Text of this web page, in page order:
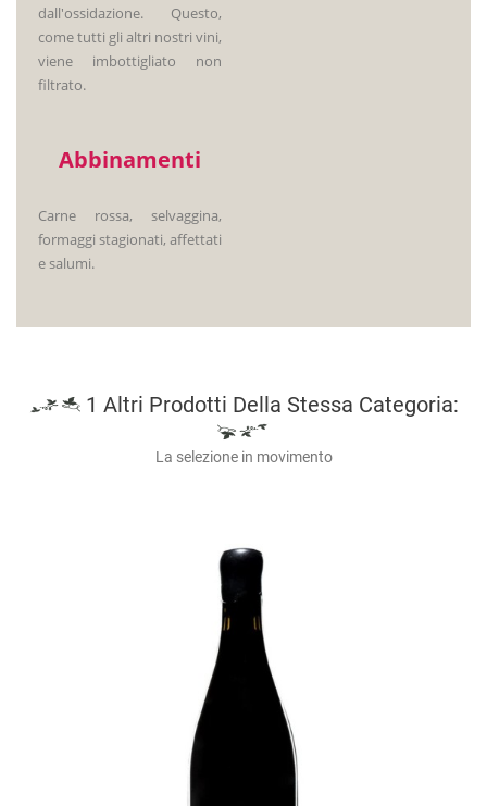
dall'ossidazione. Questo,
come tutti gli altri nostri vini,
viene imbottigliato non
filtrato.
Abbinamenti
Carne rossa, selvaggina,
formaggi stagionati, affettati
e salumi.
1 Altri Prodotti Della Stessa Categoria:
La selezione in movimento